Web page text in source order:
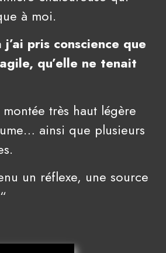
à moi.
pris conscience que
qu’elle ne tenait
très haut légère
ainsi que plusieurs
un réflexe, une source